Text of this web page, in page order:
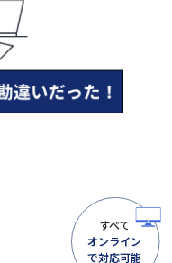
すべて
オンライン
で対応可能